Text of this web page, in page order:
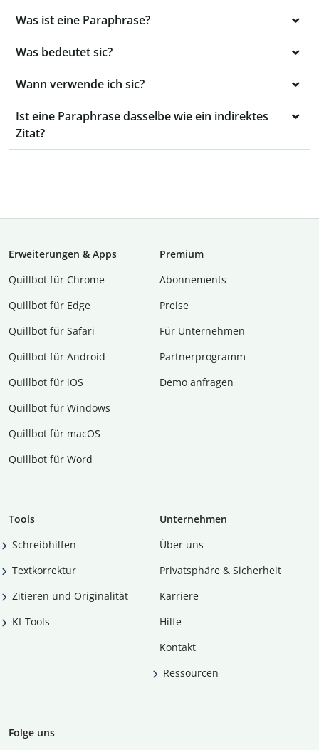
Was ist eine Paraphrase?
Was bedeutet sic?
Wann verwende ich sic?
Ist eine Paraphrase dasselbe wie ein indirektes
Zitat?
Erweiterungen & Apps
Quillbot für Chrome
Quillbot für Edge
Quillbot für Safari
Quillbot für Android
Quillbot für iOS
Quillbot für Windows
Quillbot für macOS
Quillbot für Word
Premium
Abon­ne­ments
Preise
Für Unternehmen
Partnerprogramm
Demo anfragen
Tools
Schreibhilfen
Textkorrektur
Zitieren und Originalität
KI-Tools
Unternehmen
Über uns
Privatsphäre & Sicherheit
Karriere
Hilfe
Kontakt
Ressourcen
Folge uns